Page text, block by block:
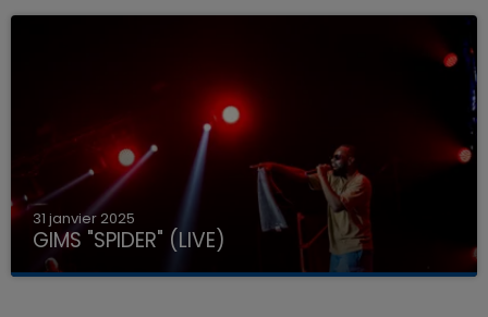
31 janvier 2025
GIMS "SPIDER" (LIVE)